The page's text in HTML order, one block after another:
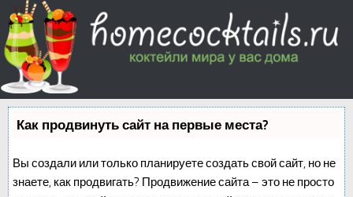
Как продвинуть сайт на первые места?
Вы создали или только планируете создать свой сайт, но не
знаете, как продвигать? Продвижение сайта – это не просто